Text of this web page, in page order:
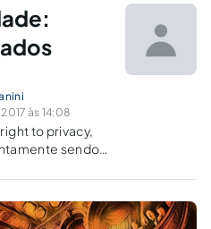
a dinâmica.
às 14:08
to privacy,
sendo
e, finalmente,
pela Suprema